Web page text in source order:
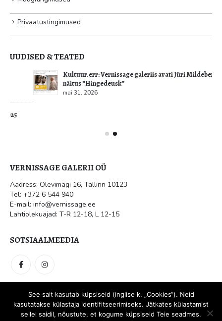
Müügitingimused
Privaatustingimused
UUDISED & TEATED
Kultuur.err: Vernissage galeriis avati Jüri Mildebergi
näitus “Hingedeusk”
VERNISSAGE GALERII OÜ
Tel: +372 6 544 940
E-mail: info@vernissage.ee
Lahtiolekuajad: T-R 12-18, L 12-15
Vernissage galerii OÜ. © 2021. Kõik õigused kaitstud.Meedia
See sait kasutab küpsiseid (inglise k. „Cookies“). Neid
kasutatakse külastaja identifitseerimiseks. Jätkates külastamist
sellel saidil, nõustute, et kogume küpsiseid Teie seadmes.